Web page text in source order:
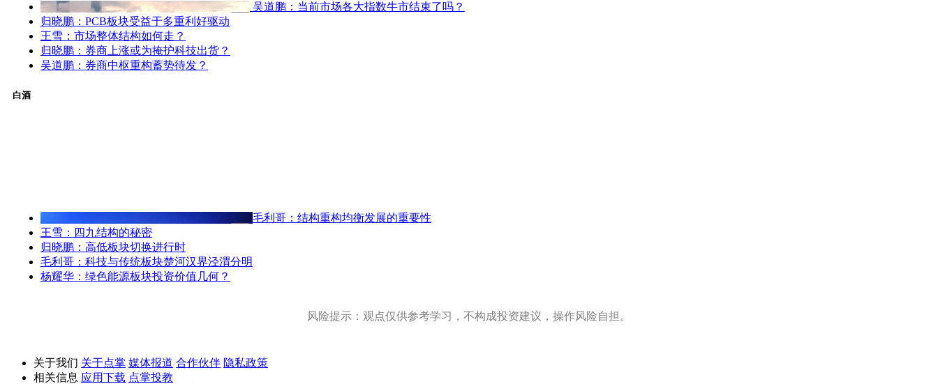
吴道鹏：当前市场各大指数牛市结束了吗？
归晓鹏：PCB板块受益于多重利好驱动
王雪：市场整体结构如何走？
归晓鹏：券商上涨或为掩护科技出货？
吴道鹏：券商中枢重构蓄势待发？
白酒
毛利哥：结构重构均衡发展的重要性
王雪：四九结构的秘密
归晓鹏：高低板块切换进行时
毛利哥：科技与传统板块楚河汉界泾渭分明
杨耀华：绿色能源板块投资价值几何？
风险提示：观点仅供参考学习，不构成投资建议，操作风险自担。
关于我们 关于点掌 媒体报道 合作伙伴 隐私政策
相关信息 应用下载 点掌投教